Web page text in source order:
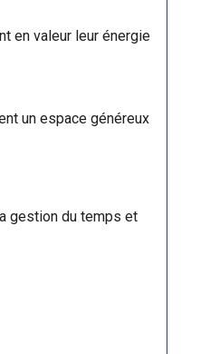
en valeur leur énergie
un espace généreux
gestion du temps et